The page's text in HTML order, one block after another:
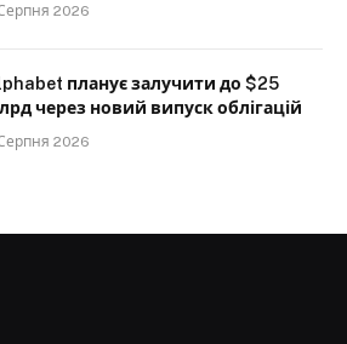
2026
планує залучити до $25
через новий випуск облігацій
2026